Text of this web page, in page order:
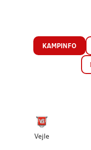
KAMPINFO
Vejle